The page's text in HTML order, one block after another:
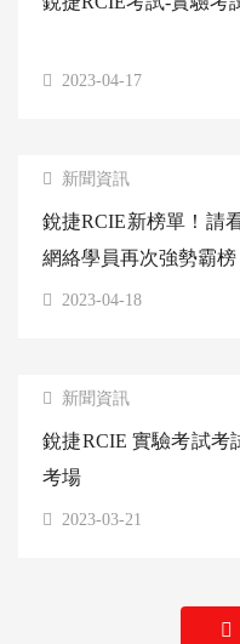
2023-04-17
新聞資訊
銳捷RCIE新榜單！請
網絡學員再次強勢霸榜
2023-04-18
新聞資訊
銳捷RCIE 實驗考試考
考場
2023-03-21